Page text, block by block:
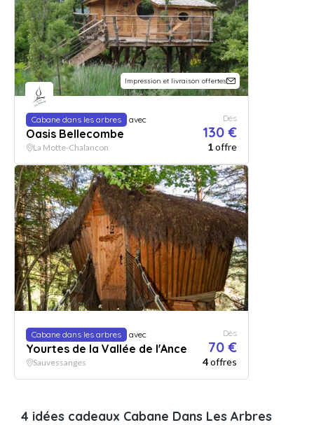
Impression et livraison offertes
Cabane dans les arbres avec
Oasis Bellecombe
Dès
130 €
La Motte-Chalancon 1offre
Cabane dans les arbres avec
Yourtes de la Vallée de l'Ance
Dès
70 €
Sauvessanges 4offres
4 idées cadeaux Cabane Dans Les Arbres